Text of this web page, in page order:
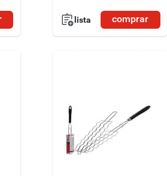
lista comprar